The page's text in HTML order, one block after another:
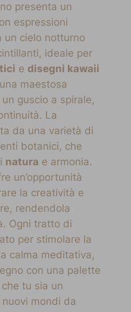
presenta un
espressioni
un cielo notturno
ideale per
e disegni kawaii
maestosa
guscio a spirale,
La
da una varietà di
botanici, che
natura e armonia.
un’opportunità
la creatività e
rendendola
Ogni tratto di
per stimolare la
calma meditativa,
con una palette
tu sia un
mondi da